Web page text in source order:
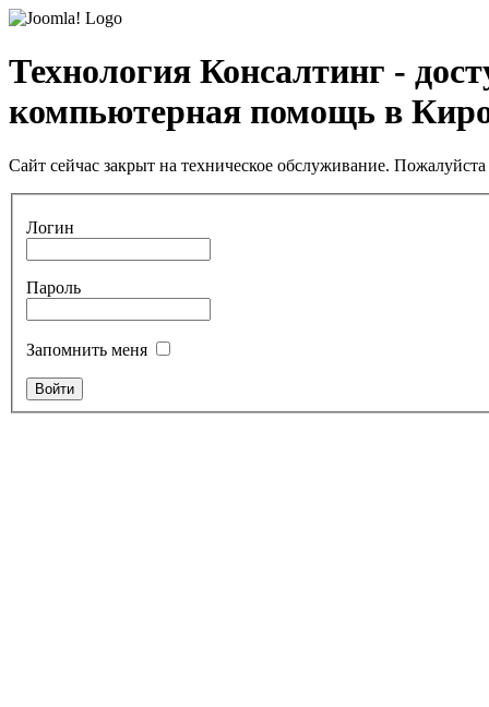
Технология Консалтинг -
компьютерная помощь в
Сайт сейчас закрыт на техническое обслуживание.
Логин
Пароль
Запомнить меня